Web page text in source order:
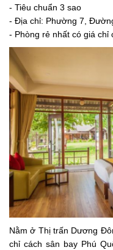
- Tiêu chuẩn 3 sao
- Địa chỉ: Phường 7,
- Phòng rẻ nhất có giá chỉ
Nằm ở Thị trấn Dương
chỉ cách sân bay Phú